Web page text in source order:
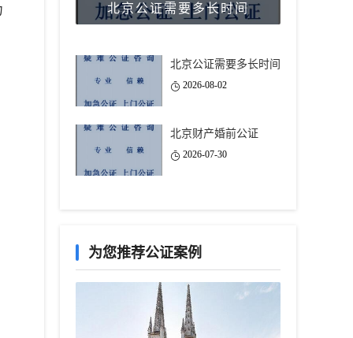
北京公证需要多长时间
北京公证需要多长时间
2026-08-02
北京财产婚前公证
2026-07-30
为您推荐公证案例